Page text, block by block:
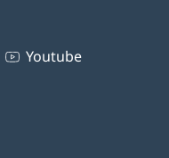
Youtube